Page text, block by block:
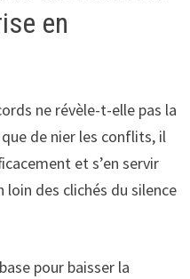
en
ne révèle-t-elle pas la
de nier les conflits, il
et s’en servir
des clichés du silence
pour baisser la